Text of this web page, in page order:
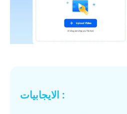
الايجابيات :